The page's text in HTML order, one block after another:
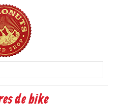
de bike